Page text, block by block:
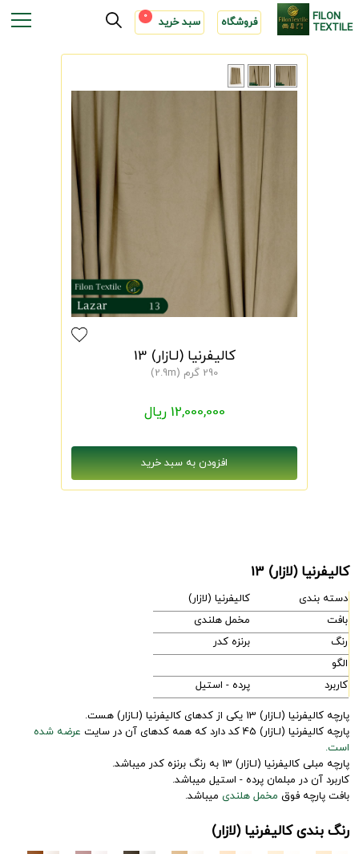
FILON
TEXTILE فروشگاه سبد خرید 0
کالیفرنیا (لـازار) 13
290 گرم (2.9m)
12,000,000 ریال
کالیفرنیا (لازار) 13
دسته بندی
کالیفرنیا (لازار)
بافت
مخمل هلندی
رنگ
برنزه کدر
الگو
کاربرد
پرده - استیل
پارچه کالیفرنیا (لـازار) 13 یکی از کدهای کالیفرنیا (لـازار) هست.
پارچه کالیفرنیا (لـازار) 45 کد دارد که همه کدهای آن در سایت
عرضه شده
است.
پارچه مبلی کالیفرنیا (لـازار) 13 به رنگ برنزه کدر میباشد.
کاربرد آن در مبلمان پرده - استیل میباشد.
بافت پارچه فوق مخمل هلندی میباشد.
رنگ بندی کالیفرنیا (لازار)